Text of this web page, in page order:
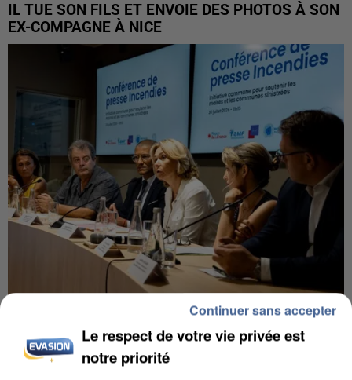
IL TUE SON FILS ET ENVOIE DES PHOTOS À SON
EX-COMPAGNE À NICE
INCENDIES : L’ÎLE-DE-FRANCE LANCE UN ÉLAN
DE SOLIDARITÉ AVEC LES...
Le respect de votre vie privée est
notre priorité
Continuer sans accepter